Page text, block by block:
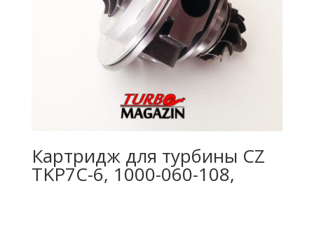
Картридж для турбины CZ
TKP7C-6, 1000-060-108,